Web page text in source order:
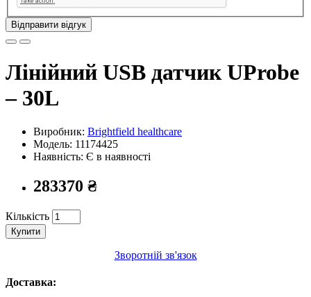
Відправити відгук
Лінійний USB датчик UProbe
– 30L
Виробник: Brightfield healthcare
Модель: 11174425
Наявність: Є в наявності
283370 ₴
Кількість
Купити
Зворотній зв'язок
Доставка: